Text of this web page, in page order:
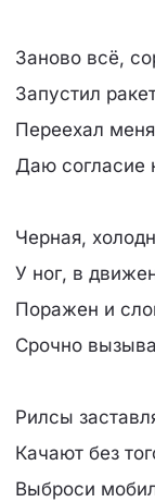
Заново всё,
Запустил
Переехал
Даю согласие
Черная,
У ног, в
Поражен и
Срочно
Рилсы
Качают без
Выброси